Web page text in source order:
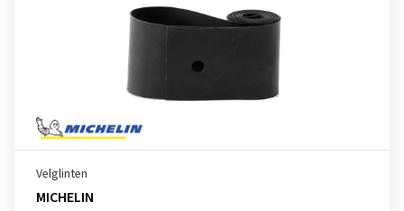
Velglinten
MICHELIN